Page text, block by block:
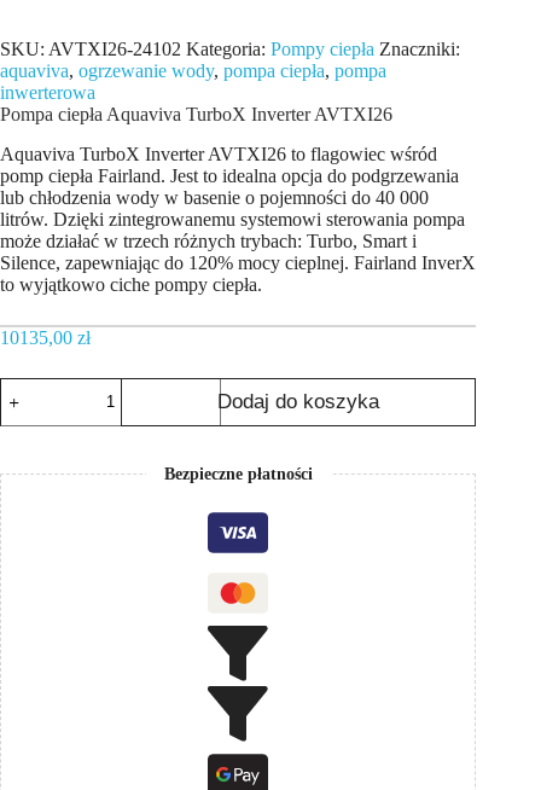
SKU: AVTXI26-24102 Kategoria: Pompy ciepła Znaczniki:
aquaviva, ogrzewanie wody, pompa ciepła, pompa
inwerterowa
Pompa ciepła Aquaviva TurboX Inverter AVTXI26
Aquaviva TurboX Inverter AVTXI26 to flagowiec wśród
pomp ciepła Fairland. Jest to idealna opcja do podgrzewania
lub chłodzenia wody w basenie o pojemności do 40 000
litrów. Dzięki zintegrowanemu systemowi sterowania pompa
może działać w trzech różnych trybach: Turbo, Smart i
Silence, zapewniając do 120% mocy cieplnej. Fairland InverX
to wyjątkowo ciche pompy ciepła.
10135,00 zł
Pompa
ciepła
Inverter
AVTXI26
Dodaj do koszyka
Bezpieczne płatności